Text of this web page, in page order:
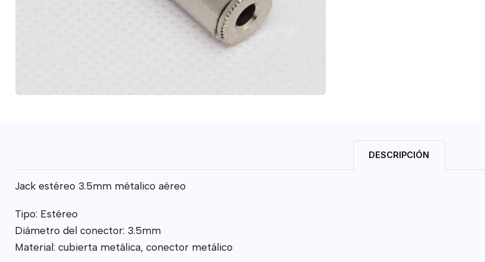
DESCRIPCIÓN
Jack estéreo 3.5mm métalico aéreo
Tipo: Estéreo
Diámetro del conector: 3.5mm
Material: cubierta metálica, conector metálico